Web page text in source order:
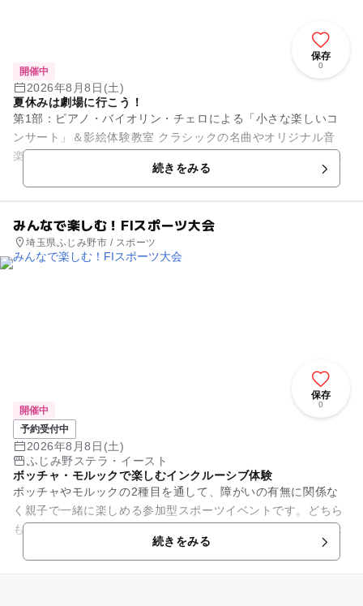
保存
0
開催中
2026年8月8日(土)
夏休みは劇場に行こう！
第1部：ピアノ・バイオリン・チェロによる「小さな楽しいコ
ンサート」＆影絵体験教室 クラシックの名曲やオリジナル音
楽、こどもたちにも人気の曲を動く影絵と組み合わせた、手拍
子いっぱいのコンサートで...続きをみる
みんなで楽しむ！FIスポーツ大会
埼玉県ふじみ野市 / スポーツ
保存
0
開催中
予約受付中
2026年8月8日(土)
ふじみ野ステラ・イースト
ボッチャ・モルックで楽しむインクルーシブ体験
ボッチャやモルックの2種目を通して、障がいの有無に関係な
く親子で一緒に楽しめる参加型スポーツイベントです。どちら
も初心者向けで道具は主催者が用意しますので、動きやすい服
装で気軽に参加できます。車...続きをみる